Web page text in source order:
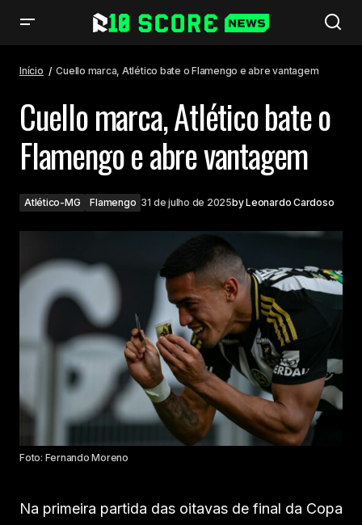
Início Cuello marca, Atlético bate o Flamengo e abre vantagem
Cuello marca, Atlético bate o
Flamengo e abre vantagem
Atlético-MG Flamengo 31 de julho de 2025byLeonardo Cardoso
Foto: Fernando Moreno
Na primeira partida das oitavas de final da Copa